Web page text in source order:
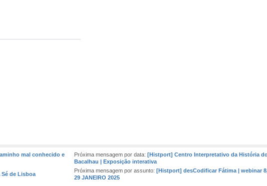
mal conhecido e
Próxima mensagem por data: [Histport] Centro Interpretativo da História
Bacalhau | Exposição interativa
de Lisboa
Próxima mensagem por assunto: [Histport] desCodificar Fátima | webinar
29 JANEIRO 2025